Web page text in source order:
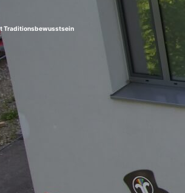
Traditionsbewusstsein